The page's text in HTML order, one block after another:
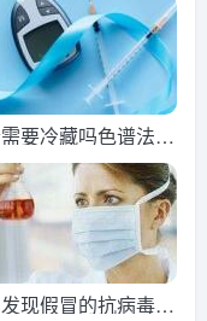
要冷藏吗色谱法探
现假冒的抗病毒药